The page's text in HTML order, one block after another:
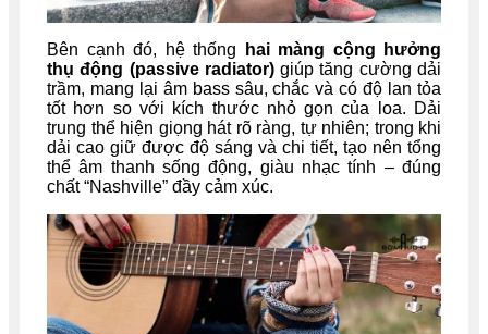
Bên cạnh đó, hệ thống
hai màng cộng hưởng
thụ động (passive radiator)giúp tăng cường dải
trầm, mang lại âm bass sâu, chắc và có độ lan tỏa
tốt hơn so với kích thước nhỏ gọn của loa. Dải
trung thể hiện giọng hát rõ ràng, tự nhiên; trong khi
dải cao giữ được độ sáng và chi tiết, tạo nên tổng
thể âm thanh sống động, giàu nhạc tính – đúng
chất “Nashville” đầy cảm xúc.